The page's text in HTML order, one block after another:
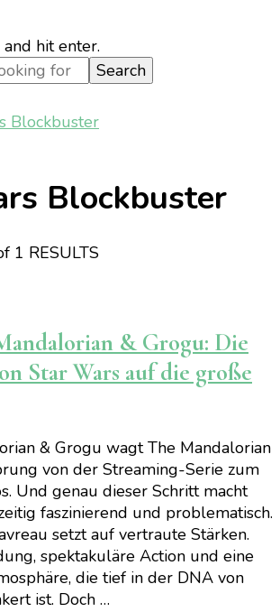
hit enter.
Blockbuster
Blockbuster
1 RESULTS
& Grogu: Die
Star Wars auf die große
& Grogu wagt The Mandalorian
von der Streaming-Serie zum
Und genau dieser Schritt macht
faszinierend und problematisch.
setzt auf vertraute Stärken.
spektakuläre Action und eine
die tief in der DNA von
ist. Doch …